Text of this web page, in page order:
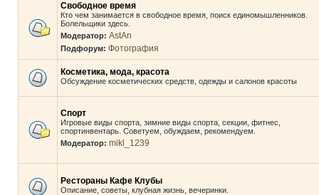
Свободное время
Кто чем занимается в свободное время, поиск единомышленников.
Болельщики здесь.
Модератор: AstAn
Подфорум: Фотография
Косметика, мода, красота
Обсуждение косметических средств, одежды и салонов красоты
Спорт
Игровые виды спорта, зимние виды спорта, секции, фитнес,
спортинвентарь. Советуем, обуждаем, рекомендуем.
Модератор: mikl_1239
Рестораны Кафе Клубы
Описание, советы, клубная жизнь, вечеринки.